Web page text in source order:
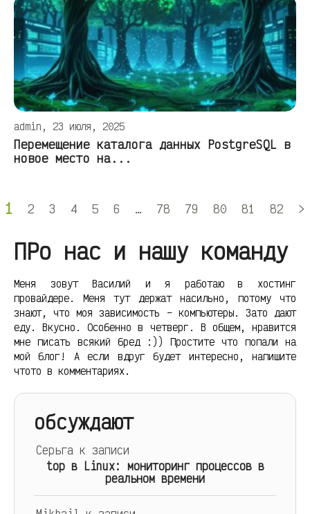
admin, 23 июля, 2025
Перемещение каталога данных PostgreSQL в
новое место на...
1 2 3 4 5 6 … 78 79 80 81 82 >
ПРо нас и нашу команду
Меня зовут Василий и я работаю в хостинг
провайдере. Меня тут держат насильно, потому что
знают, что моя зависимость – компьютеры. Зато дают
еду. Вкусно. Особенно в четверг. В общем, нравится
мне писать всякий бред :)) Простите что попали на
мой блог! А если вдруг будет интересно, напишите
чтото в комментариях.
обсуждают
Серьгак записи
top в Linux: мониторинг процессов в
реальном времени